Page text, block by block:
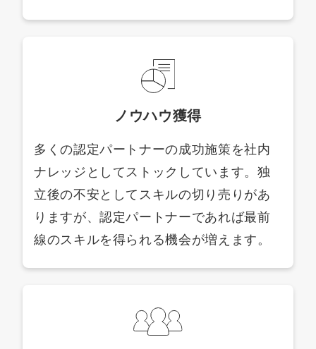
ノウハウ獲得
多くの認定パートナーの成功施策を社内
ナレッジとしてストックしています。独
立後の不安としてスキルの切り売りがあ
りますが、認定パートナーであれば最前
線のスキルを得られる機会が増えます。